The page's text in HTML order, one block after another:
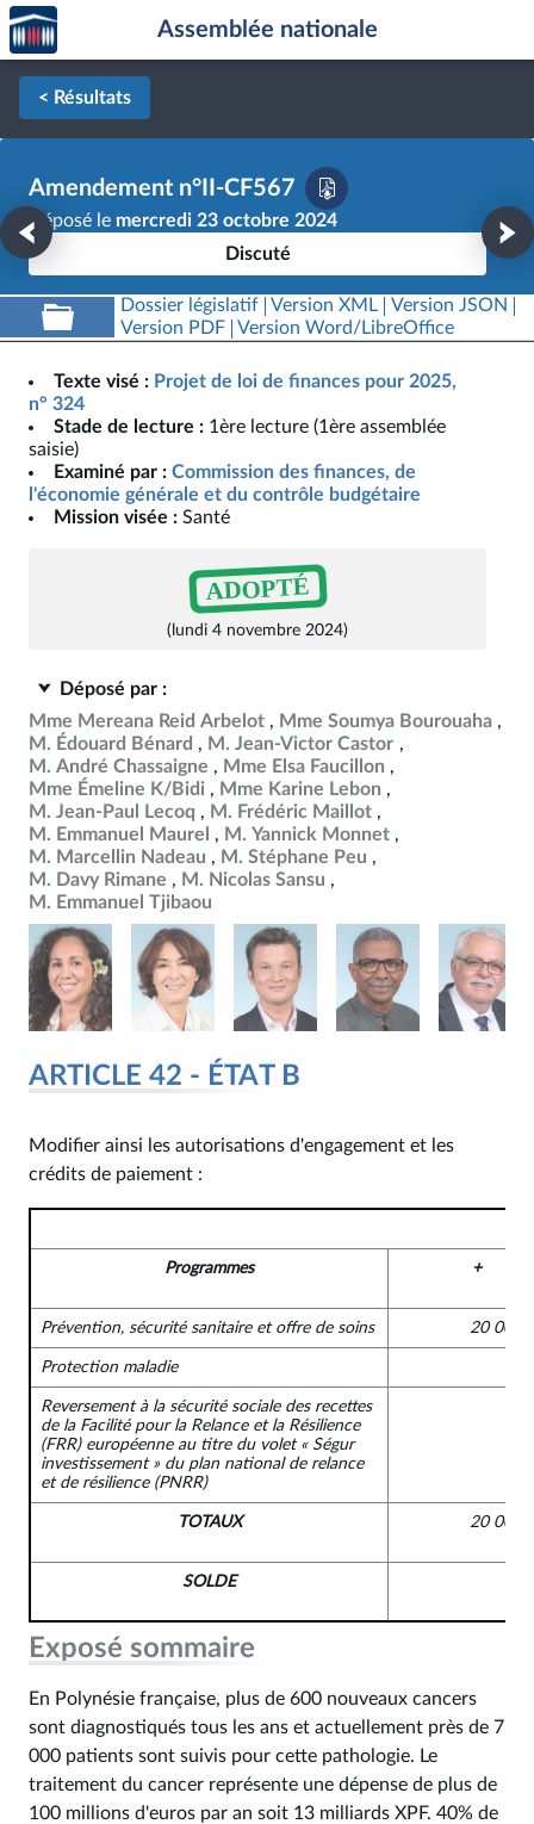
Aller au contenu
Aller en bas de la page
Accèder
à la
page
d'accueil
Assemblée nationale
< Résultats
Amendement n°II-CF567
Déposé le mercredi 23 octobre 2024
Discuté
Dossier législatif Version XML
Version JSON
Version PDF
Version Word/LibreOffice
Texte visé : Projet de loi de finances pour 2025,
n° 324
Stade de lecture : 1ère lecture (1ère assemblée
saisie)
Examiné par : Commission des finances, de
l'économie générale et du contrôle budgétaire
Mission visée : Santé
ADOPTÉ
(lundi 4 novembre 2024)
Déposé par :
Mme Mereana Reid Arbelot
Mme Soumya Bourouaha
M. Édouard Bénard
M. Jean-Victor Castor
M. André Chassaigne
Mme Elsa Faucillon
Mme Émeline K/Bidi
Mme Karine Lebon
M. Jean-Paul Lecoq
M. Frédéric Maillot
M. Emmanuel Maurel
M. Yannick Monnet
M. Marcellin Nadeau
M. Stéphane Peu
M. Davy Rimane
M. Nicolas Sansu
M. Emmanuel Tjibaou
ARTICLE 42 - ÉTAT B
Modifier ainsi les autorisations d'engagement et les
crédits de paiement :
Programmes +
Prévention, sécurité sanitaire et offre de soins 20 000
Protection maladie
Reversement à la sécurité sociale des recettes
de la Facilité pour la Relance et la Résilience
(FRR) européenne au titre du volet « Ségur
investissement » du plan national de relance
et de résilience (PNRR)
TOTAUX 20 000
SOLDE
Exposé sommaire
En Polynésie française, plus de 600 nouveaux cancers
sont diagnostiqués tous les ans et actuellement près de 7
000 patients sont suivis pour cette pathologie. Le
traitement du cancer représente une dépense de plus de
100 millions d'euros par an soit 13 milliards XPF. 40% de